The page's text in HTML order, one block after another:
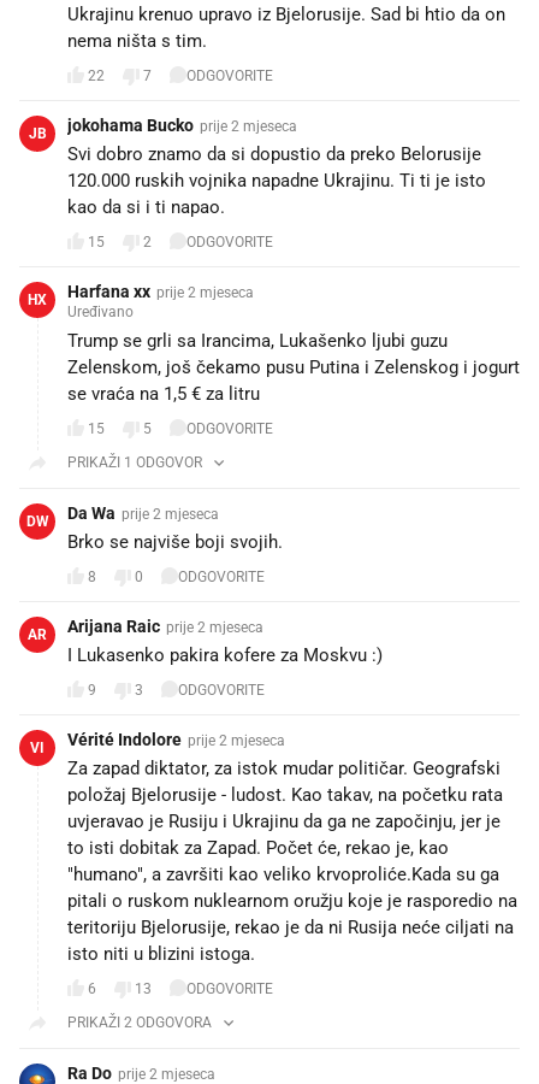
Ukrajinu krenuo upravo iz Bjelorusije. Sad bi htio da on
nema ništa s tim.
22 7 ODGOVORITE
JB jokohama Bucko prije 2 mjeseca
Svi dobro znamo da si dopustio da preko Belorusije
120.000 ruskih vojnika napadne Ukrajinu. Ti ti je isto
kao da si i ti napao.
15 2 ODGOVORITE
HX Harfana xx prije 2 mjeseca
Uređivano
Trump se grli sa Irancima, Lukašenko ljubi guzu
Zelenskom, još čekamo pusu Putina i Zelenskog i jogurt
se vraća na 1,5 € za litru
15 5
ODGOVORITE
PRIKAŽI 1 ODGOVOR
DW Da Wa prije 2 mjeseca
Brko se najviše boji svojih.
8 0 ODGOVORITE
AR Arijana Raic prije 2 mjeseca
I Lukasenko pakira kofere za Moskvu :)
9 3 ODGOVORITE
VI Vérité Indolore prije 2 mjeseca
Za zapad diktator, za istok mudar političar. Geografski
položaj Bjelorusije - ludost. Kao takav, na početku rata
uvjeravao je Rusiju i Ukrajinu da ga ne započinju, jer je
to isti dobitak za Zapad. Počet će, rekao je, kao
"humano", a završiti kao veliko krvoproliće.Kada su ga
pitali o ruskom nuklearnom oružju koje je rasporedio na
teritoriju Bjelorusije, rekao je da ni Rusija neće ciljati na
isto niti u blizini istoga.
6 13
ODGOVORITE
PRIKAŽI 2 ODGOVORA
Ra Do prije 2 mjeseca